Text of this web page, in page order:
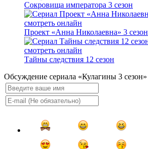
Сокровища императора 3 сезон
Проект «Анна Николаевна» 3 сезон
Тайны следствия 12 сезон
Обсуждение сериала «Кулагины 3 сезон»